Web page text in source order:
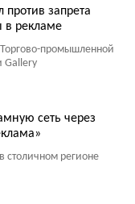
против запрета
в рекламе
промышленной
Gallery
сеть через
столичном регионе